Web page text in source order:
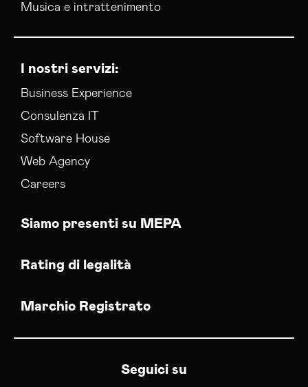
Musica e intrattenimento
I nostri servizi:
Business Experience
Consulenza IT
Software House
Web Agency
Careers
Siamo presenti su MEPA
Rating di legalità
Marchio Registrato
Seguici su